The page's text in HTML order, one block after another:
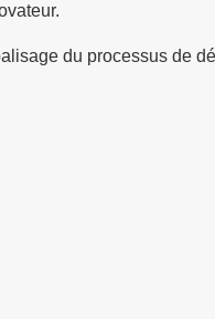
du processus de